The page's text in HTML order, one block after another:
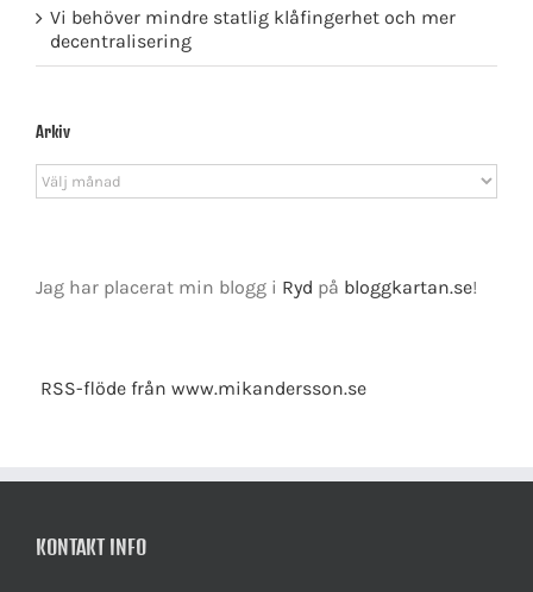
Vi behöver mindre statlig klåfingerhet och mer
decentralisering
Arkiv
Arkiv
Jag har placerat min blogg i Ryd på bloggkartan.se!
RSS-flöde från www.mikandersson.se
KONTAKT INFO